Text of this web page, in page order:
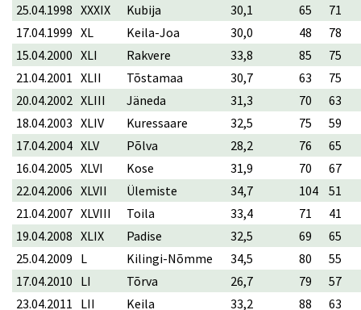
25.04.1998 XXXIX Kubija 30,1 65
71
17.04.1999 XL Keila-Joa 30,0 48
78
15.04.2000 XLI Rakvere 33,8 85
75
21.04.2001 XLII Tõstamaa 30,7 63
75
20.04.2002 XLIII Jäneda 31,3 70
63
18.04.2003 XLIV Kuressaare 32,5 75
59
17.04.2004 XLV Põlva 28,2 76
65
16.04.2005 XLVI Kose 31,9 70
67
22.04.2006 XLVII Ülemiste 34,7 104
51
21.04.2007 XLVIII Toila 33,4 71
41
19.04.2008 XLIX Padise 32,5 69
65
25.04.2009 L Kilingi-Nõmme 34,5 80
55
17.04.2010 LI Tõrva 26,7 79
57
23.04.2011 LII Keila 33,2 88 63